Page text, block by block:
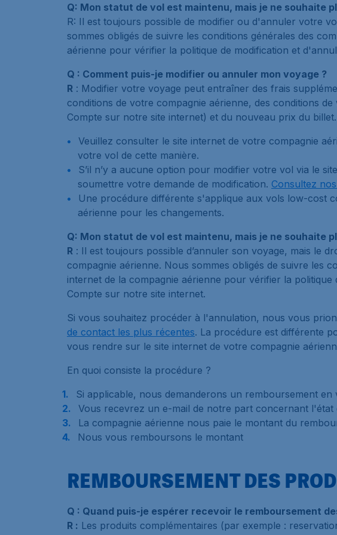
Q: Mon statut de vol est maintenu, mais je ne souhaite
R: Il est toujours possible de modifier ou d'annuler votre
sommes obligés de suivre les conditions générales des
aérienne pour vérifier la politique de modification et
Q : Comment puis-je modifier ou annuler mon voyage ?
R : Modifier votre voyage peut entraîner des frais
conditions de votre compagnie aérienne, des conditions
Compte sur notre site internet) et du nouveau prix du
Veuillez consulter le site internet de votre compagnie
votre vol de cette manière.
S’il n’y a aucune option pour modifier votre vol via le
soumettre votre demande de modification. Consultez
Une procédure différente s'applique aux vols low-cost
aérienne pour les changements.
Q: Mon statut de vol est maintenu, mais je ne souhaite
R : Il est toujours possible d’annuler son voyage, mais le
compagnie aérienne. Nous sommes obligés de suivre les
internet de la compagnie aérienne pour vérifier la
Compte sur notre site internet.
Si vous souhaitez procéder à l'annulation, nous vous
de contact les plus récentes. La procédure est différente
vous rendre sur le site internet de votre compagnie
En quoi consiste la procédure ?
Si applicable, nous demanderons un remboursement en
Vous recevrez un e-mail de notre part concernant l'état
La compagnie aérienne nous paie le montant du
Nous vous remboursons le montant
REMBOURSEMENT DES
Q : Quand puis-je espérer recevoir le remboursement
R : Les produits complémentaires (par exemple :